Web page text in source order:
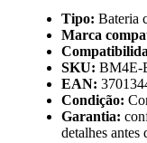
Tipo: Bateria
Marca
SKU: BM4E-
EAN:
Condição:
Garantia:
detalhes antes